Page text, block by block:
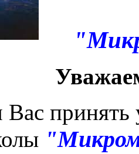
принять